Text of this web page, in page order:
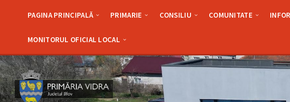
PAGINA PRINCIPALĂ PRIMARIE CONSILIU COMUNITATE
MONITORUL OFICIAL LOCAL